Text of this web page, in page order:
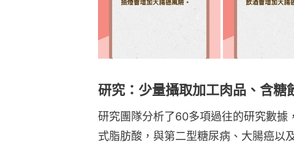
研究：少量攝取加工肉品、含
研究團隊分析了60多項過往的研究數據
式脂肪酸，與第二型糖尿病、大腸癌以